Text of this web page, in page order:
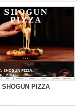
SHOGUN PIZZA